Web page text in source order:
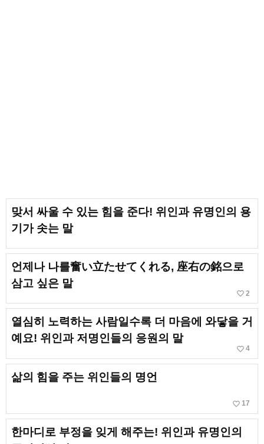
맞서 싸울 수 있는 힘을 준다! 위인과 유명인의 용
기가 솟는 말
언제나 나를奮い立たせてくれる, 座右の銘으로
삼고 싶은 말
favorite_border 2
열심히 노력하는 사람일수록 더 마음에 와닿을 거
예요! 위인과 저명인들의 응원의 말
favorite_border 4
삶의 힘을 주는 위인들의 명언
favorite_border 17
한마디로 부정을 잊게 해주는! 위인과 유명인의